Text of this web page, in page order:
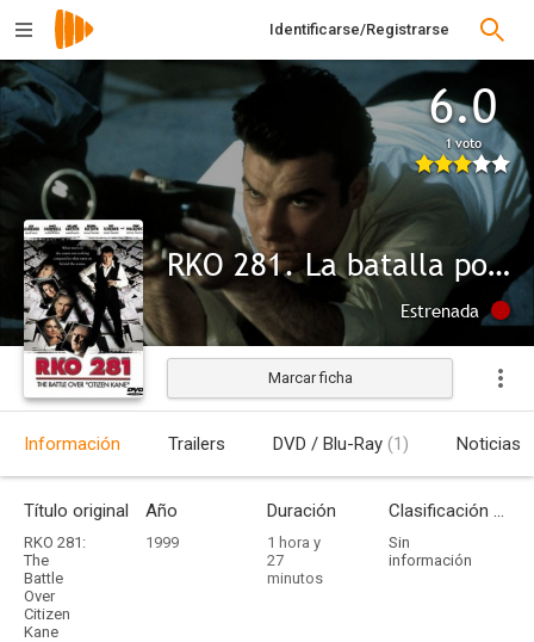
Identificarse/Registrarse
6.0
1 voto
RKO 281. La batalla por Ciudadano Kane
Estrenada
Marcar ficha
Información Trailers DVD / Blu-Ray (1) Noticias
Título original
RKO 281:
The
Battle
Over
Citizen
Kane
Año
1999
Duración
1 hora y
27
minutos
Clasificación por edades
Sin
información